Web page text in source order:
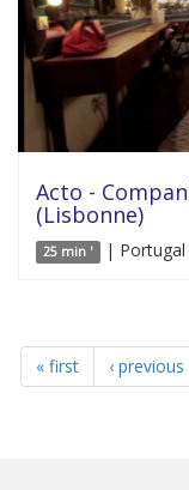
Acto -
(Lisbonne)
25 min ' | Portugal
« first ‹ previous